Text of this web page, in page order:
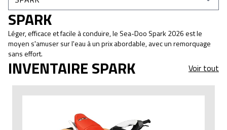
SPARK
Léger, efficace et facile à conduire, le Sea-Doo Spark 2026 est le
moyen s'amuser sur l'eau à un prix abordable, avec un remorquage
sans effort.
INVENTAIRE SPARK Voir tout